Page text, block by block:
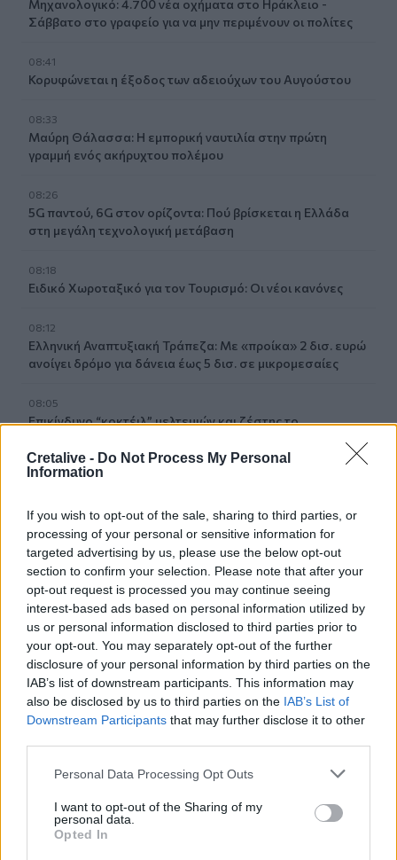
Cretalive - Do Not Process My Personal
Information
If you wish to opt-out of the sale, sharing to third parties, or
processing of your personal or sensitive information for
targeted advertising by us, please use the below opt-out
section to confirm your selection. Please note that after your
opt-out request is processed you may continue seeing
interest-based ads based on personal information utilized by
us or personal information disclosed to third parties prior to
your opt-out. You may separately opt-out of the further
disclosure of your personal information by third parties on the
IAB’s list of downstream participants. This information may
also be disclosed by us to third parties on the IAB’s List of
Downstream Participants that may further disclose it to other
Personal Data Processing Opt Outs
I want to opt-out of the Sharing of my
personal data.
Opted In
Μηχανολογικό: 4.700 νέα οχήματα στο Ηράκλειο -
Σάββατο στο γραφείο για να μην περιμένουν οι πολίτες
08:41
Κορυφώνεται η έξοδος των αδειούχων του Αυγούστου
08:33
Μαύρη Θάλασσα: Η εμπορική ναυτιλία στην πρώτη
γραμμή ενός ακήρυχτου πολέμου
08:26
5G παντού, 6G στον ορίζοντα: Πού βρίσκεται η Ελλάδα
στη μεγάλη τεχνολογική μετάβαση
08:18
Ειδικό Χωροταξικό για τον Τουρισμό: Οι νέοι κανόνες
08:12
Ελληνική Αναπτυξιακή Τράπεζα: Με «προίκα» 2 δισ. ευρώ
ανοίγει δρόμο για δάνεια έως 5 δισ. σε μικρομεσαίες
08:05
Επικίνδυνο “κοκτέιλ” μελτεμιών και ζέστης το
07:57
το νομοσχέδιο επιβολής κυρώσεων στη Ρωσία
07:51
Θεσσαλονίκη: Άγνωστοι τρύπησαν και δηλητηρίασαν
δέντρα στο κέντρο της πόλης
07:43
Φωτιά στο Πόρτο Γερμενό: Σκύλος επέστρεψε με
εγκαύματα στα πόδια στο σπίτι που τον φρόντιζαν
07:36
Στήριξη Τραμπ στον νέο πρόεδρο της Κολομβίας με
07:29
07:22